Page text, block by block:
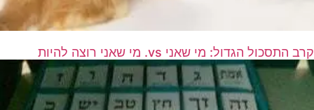
קרב התסכול הגדול: מי שאני vs. מי שאני רוצה להיות